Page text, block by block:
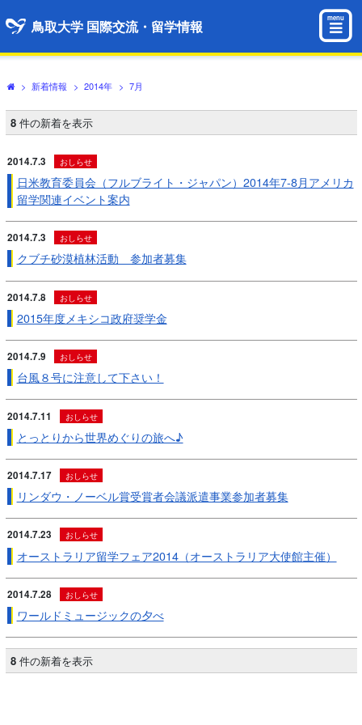
鳥取大学 国際交流・留学情報 menu
> 新着情報 > 2014年 > 7月
8 件の新着を表示
2014.7.3 おしらせ
日米教育委員会（フルブライト・ジャパン）2014年7-8月アメリカ
留学関連イベント案内
2014.7.3 おしらせ
クブチ砂漠植林活動 参加者募集
2014.7.8 おしらせ
2015年度メキシコ政府奨学金
2014.7.9 おしらせ
台風８号に注意して下さい！
2014.7.11 おしらせ
とっとりから世界めぐりの旅へ♪
2014.7.17 おしらせ
リンダウ・ノーベル賞受賞者会議派遣事業参加者募集
2014.7.23 おしらせ
オーストラリア留学フェア2014（オーストラリア大使館主催）
2014.7.28 おしらせ
ワールドミュージックの夕べ
8 件の新着を表示